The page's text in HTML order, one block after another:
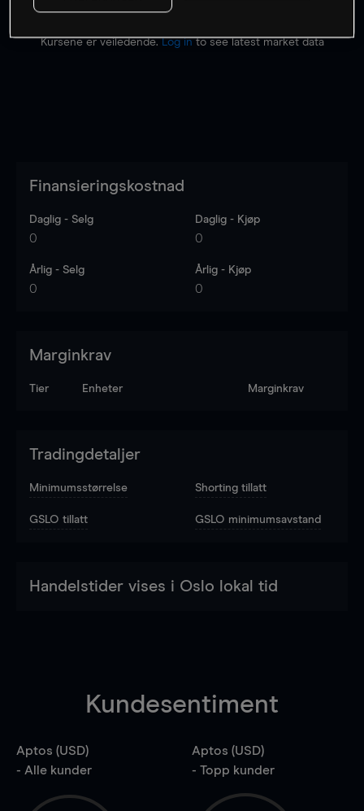
Kursene er veiledende.Log into see latest market data
Finansieringskostnad
Daglig - Selg
0
Daglig - Kjøp
0
Årlig - Selg
0
Årlig - Kjøp
0
Marginkrav
Tier Enheter Marginkrav
Tradingdetaljer
Minimumsstørrelse Shorting tillatt
GSLO tillatt GSLO minimumsavstand
Handelstider vises i Oslo lokal tid
Kundesentiment
Aptos (USD)
- Alle kunder
Aptos (USD)
- Topp kunder